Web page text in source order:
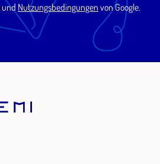
und Nutzungsbedingungen von Google.